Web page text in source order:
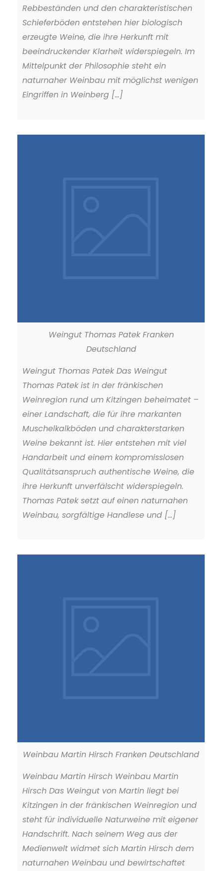
Rebbeständen und den charakteristischen
Schieferböden entstehen hier biologisch
erzeugte Weine, die ihre Herkunft mit
beeindruckender Klarheit widerspiegeln. Im
Mittelpunkt der Philosophie steht ein
naturnaher Weinbau mit möglichst wenigen
Eingriffen in Weinberg [...]
Weingut Thomas Patek Franken
Deutschland
Weingut Thomas Patek Das Weingut
Thomas Patek ist in der fränkischen
Weinregion rund um Kitzingen beheimatet –
einer Landschaft, die für ihre markanten
Muschelkalkböden und charakterstarken
Weine bekannt ist. Hier entstehen mit viel
Handarbeit und einem kompromisslosen
Qualitätsanspruch authentische Weine, die
ihre Herkunft unverfälscht widerspiegeln.
Thomas Patek setzt auf einen naturnahen
Weinbau, sorgfältige Handlese und [...]
Weinbau Martin Hirsch Franken Deutschland
Weinbau Martin Hirsch Weinbau Martin
Hirsch Das Weingut von Martin liegt bei
Kitzingen in der fränkischen Weinregion und
steht für individuelle Naturweine mit eigener
Handschrift. Nach seinem Weg aus der
Medienwelt widmet sich Martin Hirsch dem
naturnahen Weinbau und bewirtschaftet